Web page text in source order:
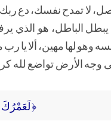
لا تمدح نفسك، دع ربك
الباطل، هو الذي
وهو لها مهين، ألا يا
وجه الأرض تواضع لله
﴿